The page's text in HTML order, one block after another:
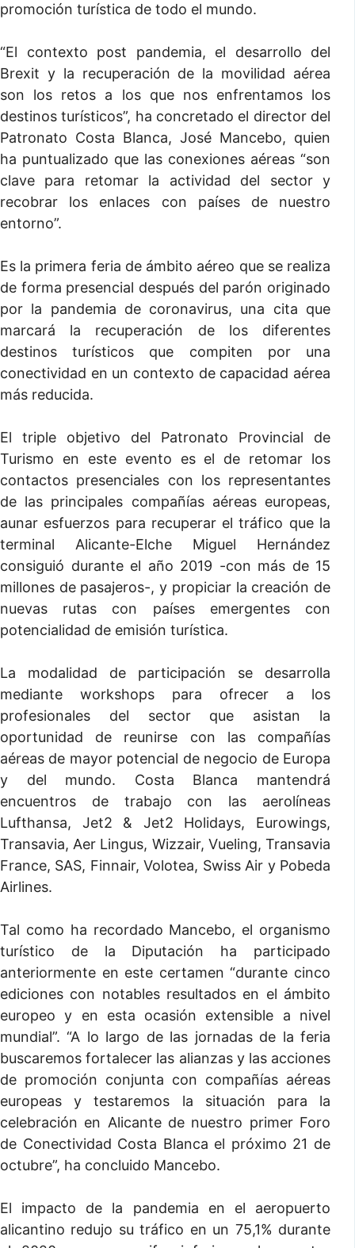
promoción turística de todo el mundo.
“El contexto post pandemia, el desarrollo del
Brexit y la recuperación de la movilidad aérea
son los retos a los que nos enfrentamos los
destinos turísticos”, ha concretado el director del
Patronato Costa Blanca, José Mancebo, quien
ha puntualizado que las conexiones aéreas “son
clave para retomar la actividad del sector y
recobrar los enlaces con países de nuestro
entorno”.
Es la primera feria de ámbito aéreo que se realiza
de forma presencial después del parón originado
por la pandemia de coronavirus, una cita que
marcará la recuperación de los diferentes
destinos turísticos que compiten por una
conectividad en un contexto de capacidad aérea
más reducida.
El triple objetivo del Patronato Provincial de
Turismo en este evento es el de retomar los
contactos presenciales con los representantes
de las principales compañías aéreas europeas,
aunar esfuerzos para recuperar el tráfico que la
terminal Alicante-Elche Miguel Hernández
consiguió durante el año 2019 -con más de 15
millones de pasajeros-, y propiciar la creación de
nuevas rutas con países emergentes con
potencialidad de emisión turística.
La modalidad de participación se desarrolla
mediante workshops para ofrecer a los
profesionales del sector que asistan la
oportunidad de reunirse con las compañías
aéreas de mayor potencial de negocio de Europa
y del mundo. Costa Blanca mantendrá
encuentros de trabajo con las aerolíneas
Lufthansa, Jet2 & Jet2 Holidays, Eurowings,
Transavia, Aer Lingus, Wizzair, Vueling, Transavia
France, SAS, Finnair, Volotea, Swiss Air y Pobeda
Airlines.
Tal como ha recordado Mancebo, el organismo
turístico de la Diputación ha participado
anteriormente en este certamen “durante cinco
ediciones con notables resultados en el ámbito
europeo y en esta ocasión extensible a nivel
mundial”. “A lo largo de las jornadas de la feria
buscaremos fortalecer las alianzas y las acciones
de promoción conjunta con compañías aéreas
europeas y testaremos la situación para la
celebración en Alicante de nuestro primer Foro
de Conectividad Costa Blanca el próximo 21 de
octubre”, ha concluido Mancebo.
El impacto de la pandemia en el aeropuerto
alicantino redujo su tráfico en un 75,1% durante